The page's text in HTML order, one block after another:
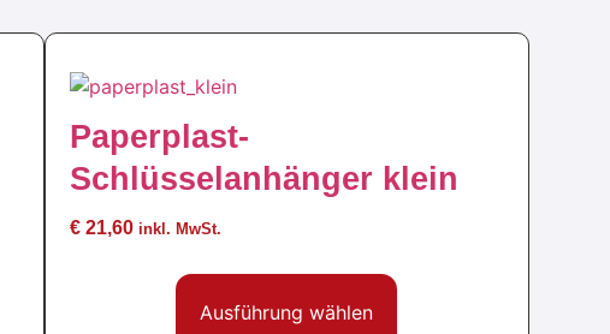
Paperplast-
Schlüsselanhänger klein
€21,60 inkl. MwSt.
Ausführung wählen